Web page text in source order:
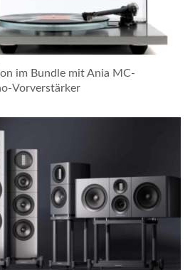
im Bundle mit Ania MC-
Vorverstärker